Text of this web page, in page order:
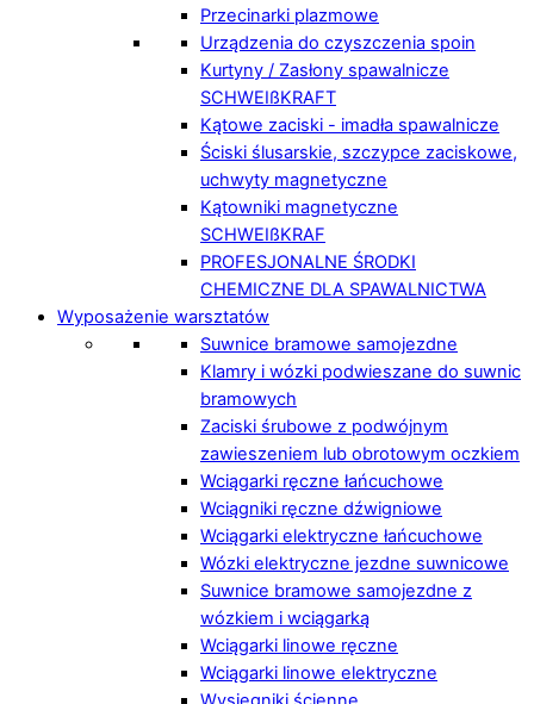
Przecinarki plazmowe
Urządzenia do czyszczenia spoin
Kurtyny / Zasłony spawalnicze
SCHWEIßKRAFT
Kątowe zaciski - imadła spawalnicze
Ściski ślusarskie, szczypce zaciskowe,
uchwyty magnetyczne
Kątowniki magnetyczne
SCHWEIßKRAF
PROFESJONALNE ŚRODKI
CHEMICZNE DLA SPAWALNICTWA
Wyposażenie warsztatów
Suwnice bramowe samojezdne
Klamry i wózki podwieszane do suwnic
bramowych
Zaciski śrubowe z podwójnym
zawieszeniem lub obrotowym oczkiem
Wciągarki ręczne łańcuchowe
Wciągniki ręczne dźwigniowe
Wciągarki elektryczne łańcuchowe
Wózki elektryczne jezdne suwnicowe
Suwnice bramowe samojezdne z
wózkiem i wciągarką
Wciągarki linowe ręczne
Wciągarki linowe elektryczne